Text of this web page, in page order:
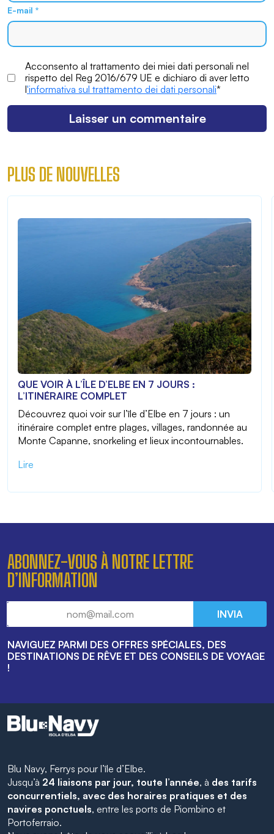
E-mail *
Acconsento al trattamento dei miei dati personali nel
rispetto del Reg 2016/679 UE e dichiaro di aver letto
l'informativa sul trattamento dei dati personali*
PLUS DE NOUVELLES
QUE VOIR À L’ÎLE D’ELBE EN 7 JOURS :
L’ITINÉRAIRE COMPLET
Découvrez quoi voir sur l’île d’Elbe en 7 jours : un
itinéraire complet entre plages, villages, randonnée au
Monte Capanne, snorkeling et lieux incontournables.
Lire
ABONNEZ-VOUS À NOTRE LETTRE
D’INFORMATION
INVIA
NAVIGUEZ PARMI DES OFFRES SPÉCIALES, DES
DESTINATIONS DE RÊVE ET DES CONSEILS DE VOYAGE
!
Blu Navy, Ferrys pour l’île d’Elbe.
Jusqu’à 24 liaisons par jour, toute l’année, à des tarifs
concurrentiels, avec des horaires pratiques et des
navires ponctuels, entre les ports de Piombino et
Portoferraio.